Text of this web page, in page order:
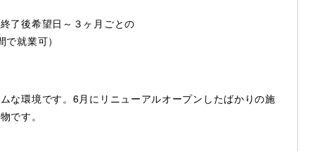
了後希望日～３ヶ月ごとの
就業可）
な環境です。6月にリニューアルオープンしたばかりの施
です。